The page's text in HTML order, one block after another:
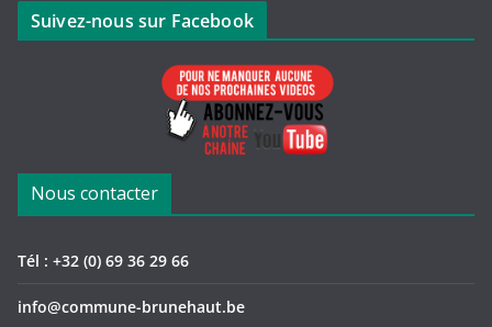
Suivez-nous sur Facebook
Nous contacter
Tél : +32 (0) 69 36 29 66
info@commune-brunehaut.be